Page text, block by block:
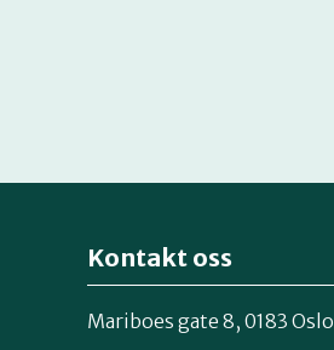
Kontakt oss
Mariboes gate 8, 0183 Oslo